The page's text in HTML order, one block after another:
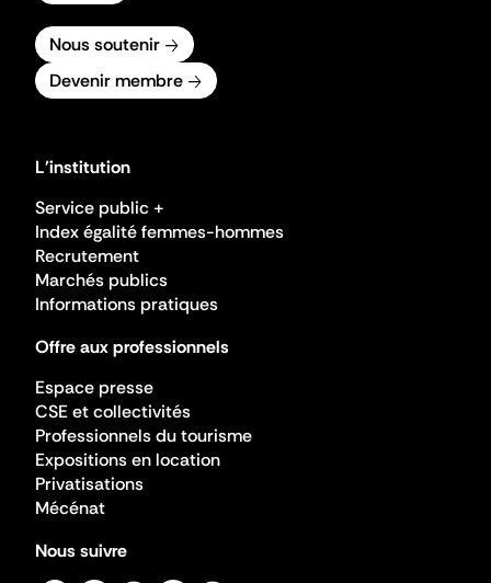
Nous soutenir
Devenir membre
L'institution
Service public +
Index égalité femmes-hommes
Recrutement
Marchés publics
Informations pratiques
Offre aux professionnels
Espace presse
CSE et collectivités
Professionnels du tourisme
Expositions en location
Privatisations
Mécénat
Nous suivre